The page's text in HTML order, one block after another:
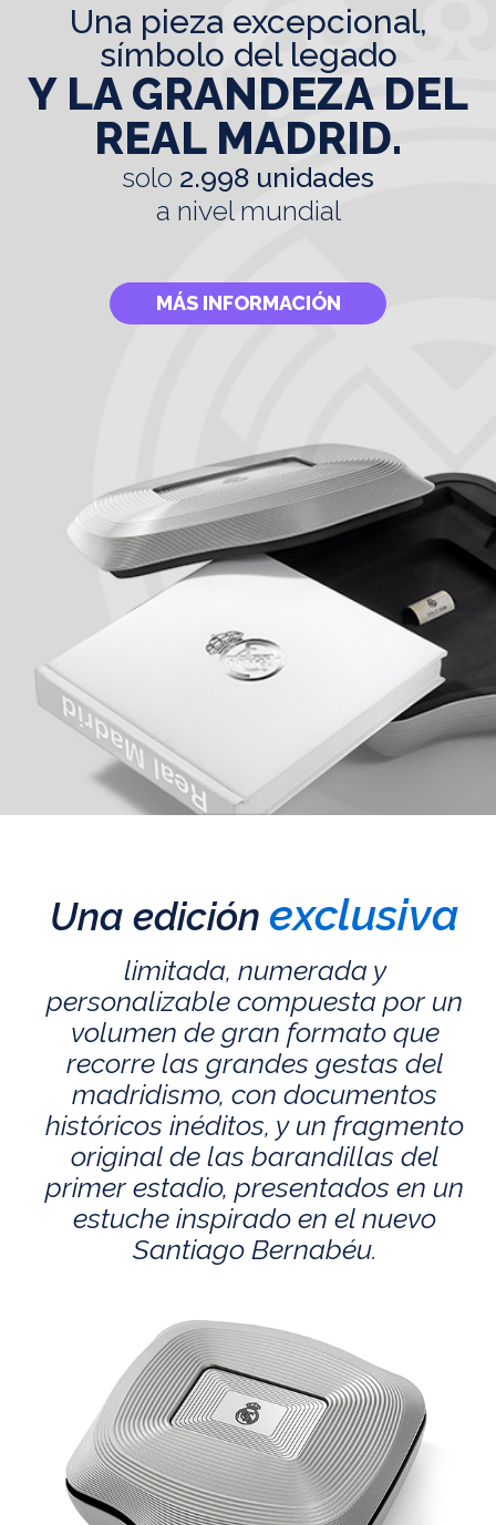
una pieza excepcional,
símbolo del legado
Y LA GRANDEZA DEL
REAL MADRID.
solo 2.998 unidades
a nivel mundial
MÁS INFORMACIÓN
Una edición exclusiva
limitada, numerada y
personalizable compuesta por un
volumen de gran formato que
recorre las grandes gestas del
madridismo, con documentos
históricos inéditos, y un fragmento
original de las barandillas del
primer estadio, presentados en un
estuche inspirado en el nuevo
Santiago Bernabéu.